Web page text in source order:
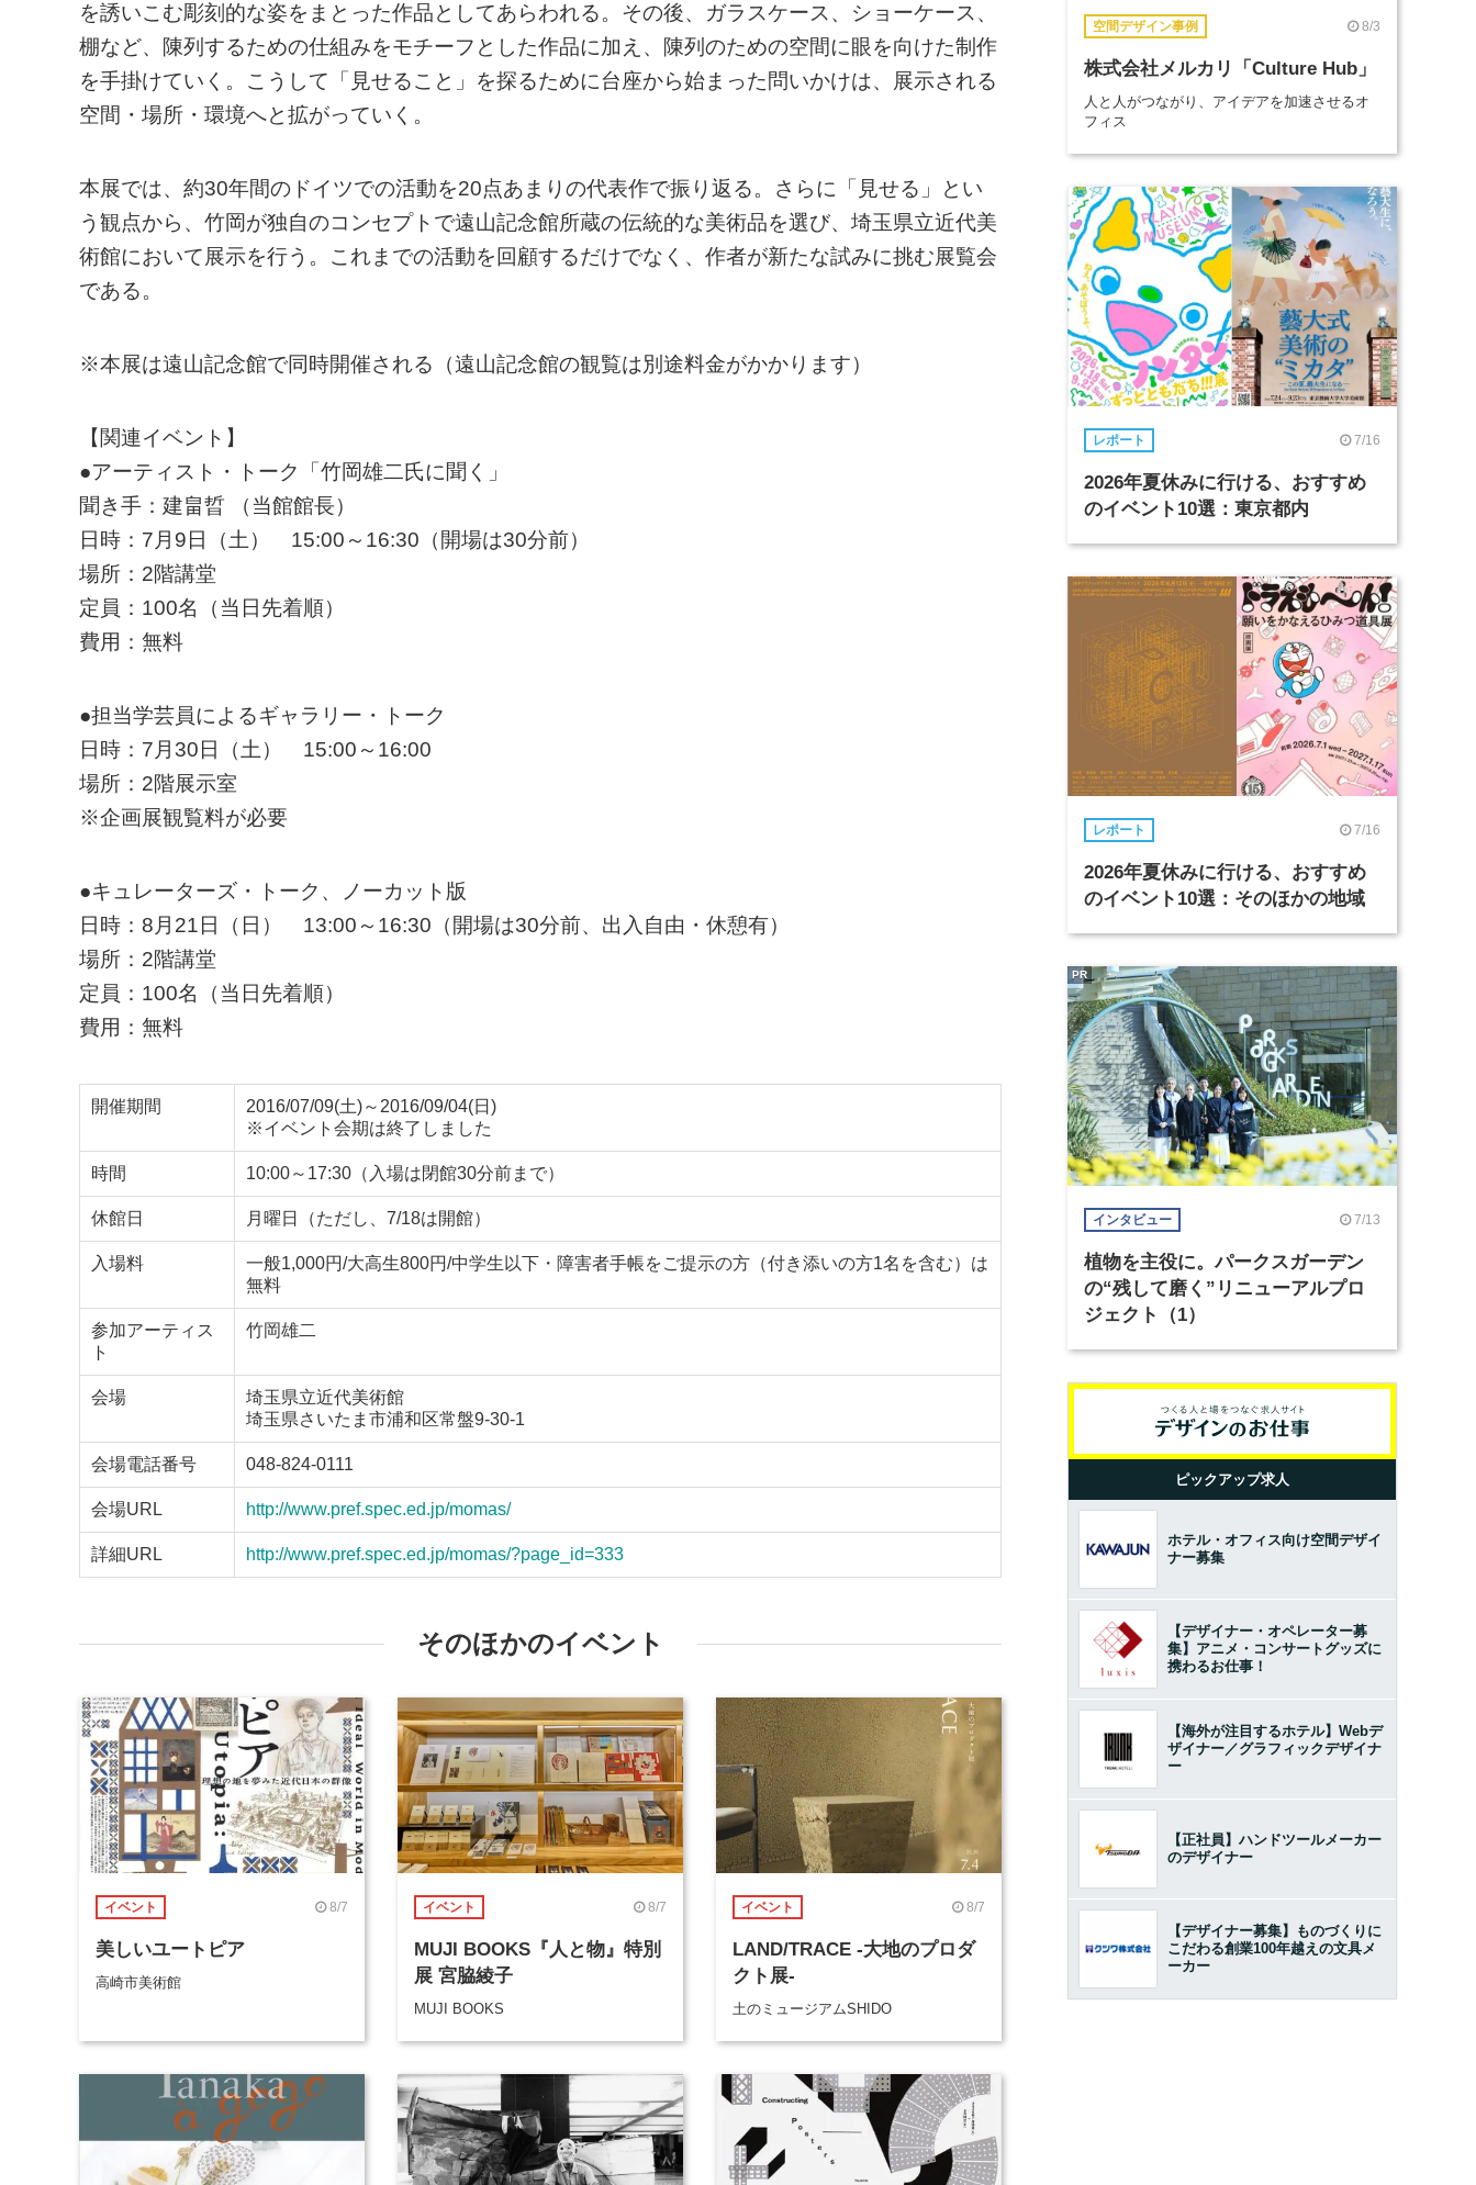
を誘いこむ彫刻的な姿をまとった作品としてあらわれる。その後、ガラスケース、ショーケース、
棚など、陳列するための仕組みをモチーフとした作品に加え、陳列のための空間に眼を向けた制作
を手掛けていく。こうして「見せること」を探るために台座から始まった問いかけは、展示される
空間・場所・環境へと拡がっていく。
本展では、約30年間のドイツでの活動を20点あまりの代表作で振り返る。さらに「見せる」とい
う観点から、竹岡が独自のコンセプトで遠山記念館所蔵の伝統的な美術品を選び、埼玉県立近代美
術館において展示を行う。これまでの活動を回顧するだけでなく、作者が新たな試みに挑む展覧会
である。
※本展は遠山記念館で同時開催される（遠山記念館の観覧は別途料金がかかります）
【関連イベント】
●アーティスト・トーク「竹岡雄二氏に聞く」
聞き手：建畠晢 （当館館長）
日時：7月9日（土） 15:00～16:30（開場は30分前）
場所：2階講堂
定員：100名（当日先着順）
費用：無料
●担当学芸員によるギャラリー・トーク
日時：7月30日（土） 15:00～16:00
場所：2階展示室
※企画展観覧料が必要
●キュレーターズ・トーク、ノーカット版
日時：8月21日（日） 13:00～16:30（開場は30分前、出入自由・休憩有）
場所：2階講堂
定員：100名（当日先着順）
費用：無料
開催期間
2016/07/09(土)～2016/09/04(日)
※イベント会期は終了しました
時間 10:00～17:30（入場は閉館30分前まで）
休館日 月曜日（ただし、7/18は開館）
入場料
一般1,000円/大高生800円/中学生以下・障害者手帳をご提示の方（付き添いの方1名を含む）は
無料
参加アーティス
ト
竹岡雄二
会場
埼玉県立近代美術館
埼玉県さいたま市浦和区常盤9-30-1
会場電話番号 048-824-0111
会場URL http://www.pref.spec.ed.jp/momas/
詳細URL http://www.pref.spec.ed.jp/momas/?page_id=333
そのほかのイベント
イベント 8/7
美しいユートピア
高崎市美術館
イベント 8/7
MUJI BOOKS『人と物』特別
展 宮脇綾子
MUJI BOOKS
イベント 8/7
LAND/TRACE -大地のプロダ
クト展-
土のミュージアムSHIDO
空間デザイン事例 8/3
株式会社メルカリ「Culture Hub」
人と人がつながり、アイデアを加速させるオ
フィス
レポート 7/16
2026年夏休みに行ける、おすすめ
のイベント10選：東京都内
レポート 7/16
2026年夏休みに行ける、おすすめ
のイベント10選：そのほかの地域
インタビュー 7/13
植物を主役に。パークスガーデン
の“残して磨く”リニューアルプロ
ジェクト（1）
PR
ピックアップ求人
ホテル・オフィス向け空間デザイ
ナー募集
【デザイナー・オペレーター募
集】アニメ・コンサートグッズに
携わるお仕事！
【海外が注目するホテル】Webデ
ザイナー／グラフィックデザイナ
ー
【正社員】ハンドツールメーカー
のデザイナー
【デザイナー募集】ものづくりに
こだわる創業100年越えの文具メ
ーカー